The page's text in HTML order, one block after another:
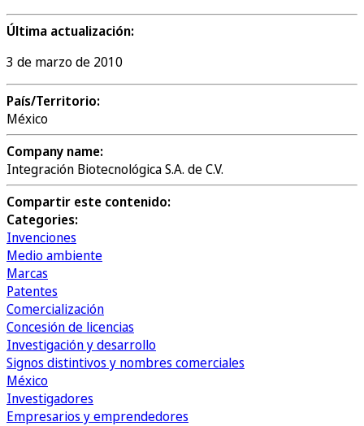
Última actualización:
3 de marzo de 2010
País/Territorio:
México
Company name:
Integración Biotecnológica S.A. de C.V.
Compartir este contenido:
Categories:
Invenciones
Medio ambiente
Marcas
Patentes
Comercialización
Concesión de licencias
Investigación y desarrollo
Signos distintivos y nombres comerciales
México
Investigadores
Empresarios y emprendedores